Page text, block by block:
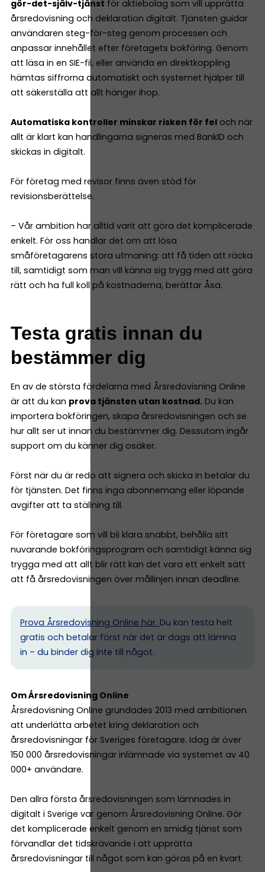
gör-det-själv-tjänst för aktiebolag som vill upprätta
årsredovisning och deklaration digitalt. Tjänsten guidar
användaren steg-för-steg genom processen och
anpassar innehållet efter företagets bokföring. Genom
att läsa in en SIE-fil, eller använda en direktkoppling
hämtas siffrorna automatiskt och systemet hjälper till
att säkerställa att allt hänger ihop.
Automatiska kontroller minskar risken för fel och när
allt är klart kan handlingarna signeras med BankID och
skickas in digitalt.
För företag med revisor finns även stöd för
revisionsberättelse.
– Vår ambition har alltid varit att göra det komplicerade
enkelt. För oss handlar det om att lösa
småföretagarens stora utmaning: att få tiden att räcka
till, samtidigt som man vill känna sig trygg med att göra
rätt och ha full koll på kostnaderna, berättar Åsa.
Testa gratis innan du
bestämmer dig
En av de största fördelarna med Årsredovisning Online
är att du kan prova tjänsten utan kostnad. Du kan
importera bokföringen, skapa årsredovisningen och se
hur allt ser ut innan du bestämmer dig. Dessutom ingår
support om du känner dig osäker.
Först när du är redo att signera och skicka in betalar du
för tjänsten. Det finns inga abonnemang eller löpande
avgifter att ta ställning till.
För företagare som vill bli klara snabbt, behålla sitt
nuvarande bokföringsprogram och samtidigt känna sig
trygga med att allt blir rätt kan det vara ett enkelt sätt
att få årsredovisningen över mållinjen innan deadline.
Prova Årsredovisning Online här. Du kan testa helt
gratis och betalar först när det är dags att lämna
in – du binder dig inte till något.
Om Årsredovisning Online
Årsredovisning Online grundades 2013 med ambitionen
att underlätta arbetet kring deklaration och
årsredovisningar för Sveriges företagare. Idag är över
150 000 årsredovisningar inlämnade via systemet av 40
000+ användare.
Den allra första årsredovisningen som lämnades in
digitalt i Sverige var genom Årsredovisning Online. Gör
det komplicerade enkelt genom en smidig tjänst som
förvandlar det tidskrävande i att upprätta
årsredovisningar till något som kan göras på en kvart.